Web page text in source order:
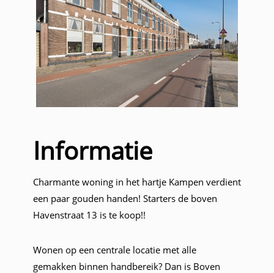
Informatie
Charmante woning in het hartje Kampen verdient
een paar gouden handen! Starters de boven
Havenstraat 13 is te koop!!
Wonen op een centrale locatie met alle
gemakken binnen handbereik? Dan is Boven